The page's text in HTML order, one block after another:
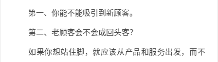
第一、你能不能吸引到新顾客。
第二、老顾客会不会成回头客？
如果你想站住脚，就应该从产品和服务出发，而不